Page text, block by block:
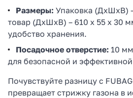
Размеры: Упаковка (ДхШхВ)
товар (ДхШхВ) – 610 х 55 х 30
удобство хранения.
Посадочное отверстие: 10
для безопасной и
Почувствуйте разницу с
превращает стрижку газона в